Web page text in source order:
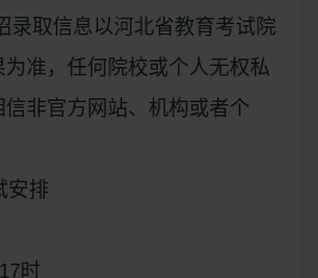
录取信息以河北省教育考试院
准，任何院校或个人无权私
非官方网站、机构或者个
安排
时